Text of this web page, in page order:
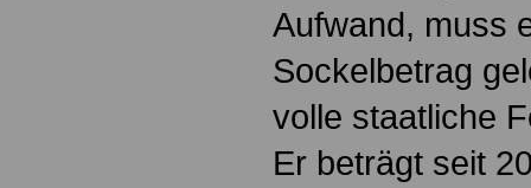
Aufwand, muss
Sockelbetrag
volle staatliche
Er beträgt seit